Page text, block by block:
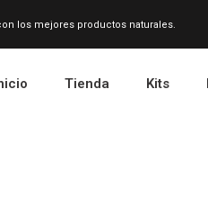
los mejores productos naturales.
Tienda Kits